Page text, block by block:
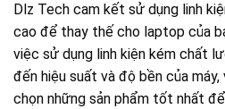
Dlz Tech cam kết sử dụng linh
cao để thay thế cho laptop của
việc sử dụng linh kiện kém chất
đến hiệu suất và độ bền của
chọn những sản phẩm tốt nhất